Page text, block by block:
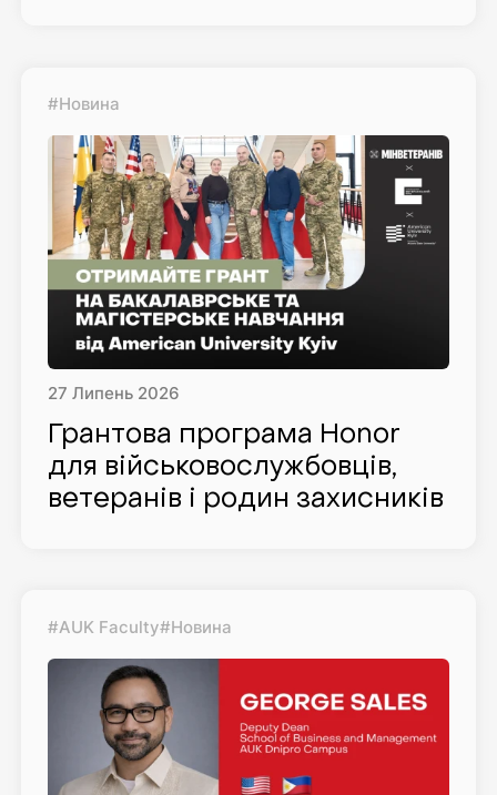
#Новина
27Липень 2026
Грантова програма Honor
для військовослужбовців,
ветеранів і родин захисників
#AUK Faculty#Новина